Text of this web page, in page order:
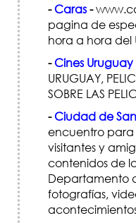
-Caras-
pagina de
hora a hora del
-Cines Uruguay
URUGUAY,
SOBRE LAS
-Ciudad de
encuentro para
visitantes y
contenidos de
Departamento
fotografías,